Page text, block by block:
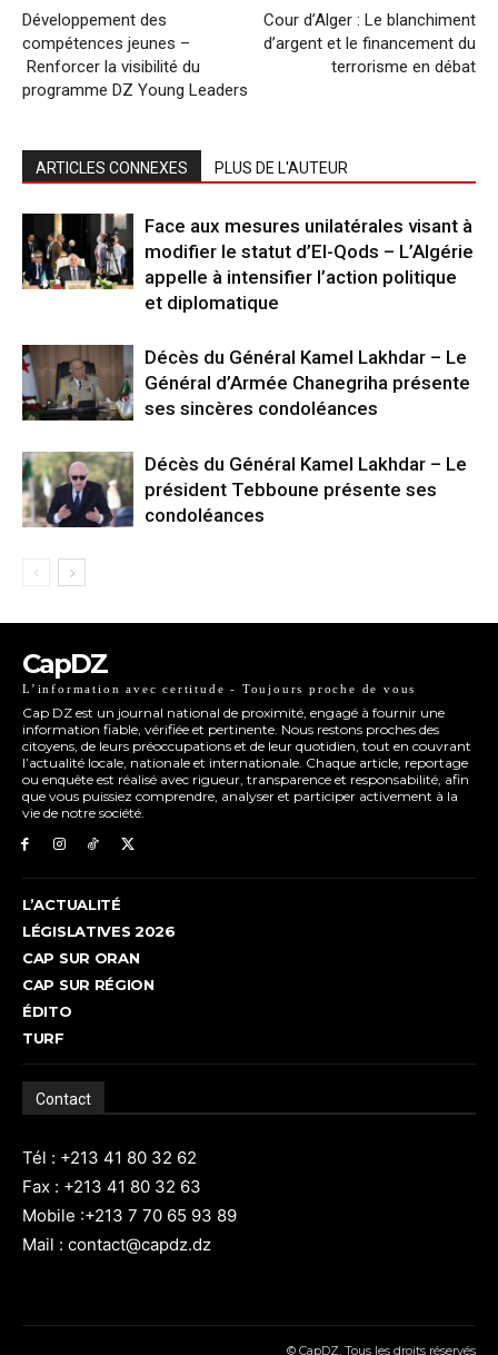
Développement des
compétences jeunes –
Renforcer la visibilité du
programme DZ Young Leaders
Cour d’Alger : Le blanchiment
d’argent et le financement du
terrorisme en débat
ARTICLES CONNEXES PLUS DE L'AUTEUR
Face aux mesures unilatérales visant à
modifier le statut d’El-Qods – L’Algérie
appelle à intensifier l’action politique
et diplomatique
Décès du Général Kamel Lakhdar – Le
Général d’Armée Chanegriha présente
ses sincères condoléances
Décès du Général Kamel Lakhdar – Le
président Tebboune présente ses
condoléances
CapDZ
L’information avec certitude - Toujours proche de vous
Cap DZ est un journal national de proximité, engagé à fournir une
information fiable, vérifiée et pertinente. Nous restons proches des
citoyens, de leurs préoccupations et de leur quotidien, tout en couvrant
l’actualité locale, nationale et internationale. Chaque article, reportage
ou enquête est réalisé avec rigueur, transparence et responsabilité, afin
que vous puissiez comprendre, analyser et participer activement à la
vie de notre société.
L’ACTUALITÉ
LÉGISLATIVES 2026
CAP SUR ORAN
CAP SUR RÉGION
ÉDITO
TURF
Contact
Tél : +213 41 80 32 62
Fax : +213 41 80 32 63
Mobile :+213 7 70 65 93 89
Mail : contact@capdz.dz
© CapDZ, Tous les droits réservés